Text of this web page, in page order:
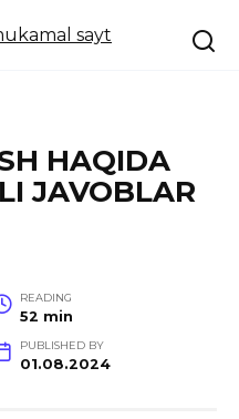
HAQIDA
JAVOBLAR
READING
52 min
PUBLISHED BY
01.08.2024